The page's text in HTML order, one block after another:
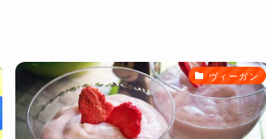
ヴィーガン